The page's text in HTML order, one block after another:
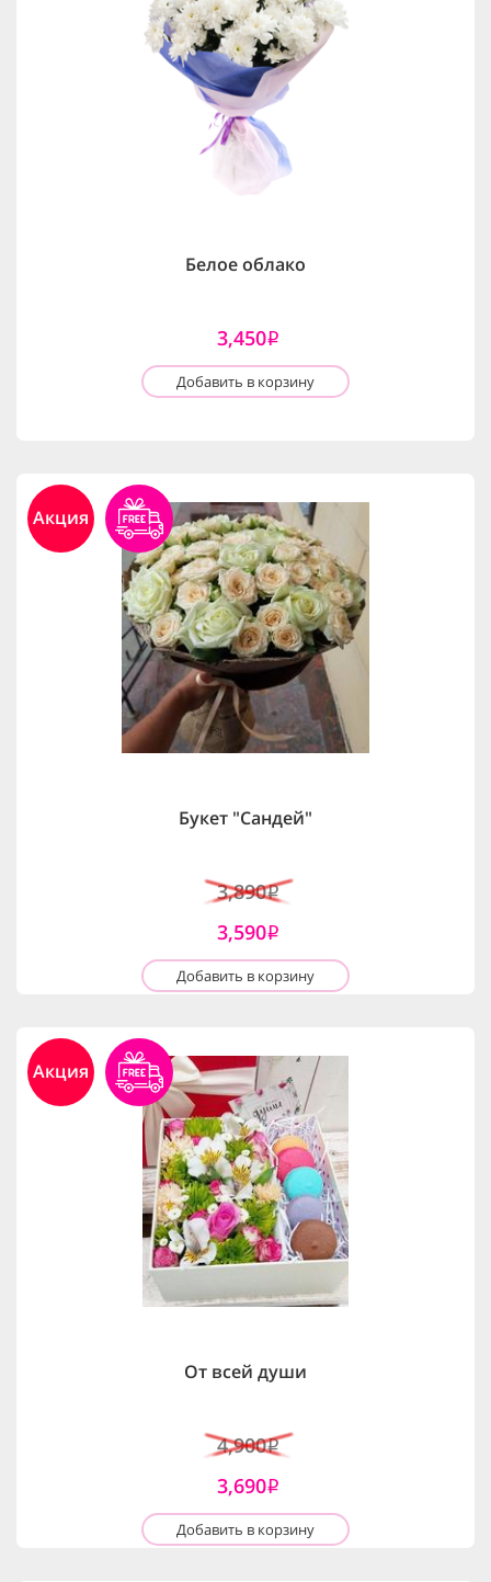
Белое облако
3,450i
Добавить в корзину
Акция
Букет "Сандей"
3,890i
3,590i
Добавить в корзину
Акция
От всей души
4,900i
3,690i
Добавить в корзину